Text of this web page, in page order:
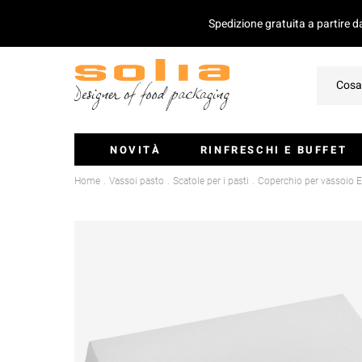
Spedizione gratuita a partire
NOVITÀ RINFRESCHI E BUFFET
Ciotoline E Monoporzioni
Home Vassoi pasto Scatole per i pasti Coperchio per vassoio